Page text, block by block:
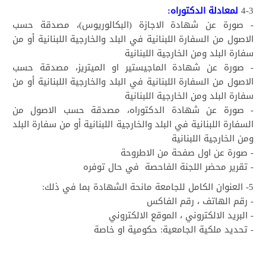
4-3لمعادلة الدكتوراه:
- صورة عن شهادة الاجازة (البكالوريوس)، مصدقة حسب
الاصول من السفارة اللبنانية في البلد والخارجية اللبنانية أو من
سفارة البلد ومن الخارجية اللبنانية
- صورة عن شهادة الماجيستير او الميتريز، مصدقة حسب
الاصول من السفارة اللبنانية في البلد والخارجية اللبنانية أو من
سفارة البلد ومن الخارجية اللبنانية
- صورة عن شهادة الدكتوراه، مصدقة حسب الاصول من
السفارة اللبنانية في البلد والخارجية اللبنانية أو من سفارة البلد
ومن الخارجية اللبنانية
- صورة عن اول صفحة من الاطروحة
- تقرير محضر اللجنة الفاحصة في حال توفره
- رقم الهاتف ، رقم الفاكس
- البريد الالكتروني ، الموقع الالكتروني
- تحديد ملكية الجامعية: حكومية او خاصة